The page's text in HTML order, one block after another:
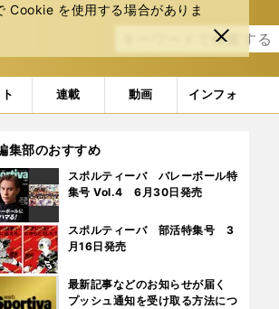
Cookie を使⽤する場合がありま
閉じ
る
連載 動画 インフォ
ル」「1次ラウンドにピークを持ってくるな
集部のおすすめ
スポルティーバ バレーボール特
集号 Vol.4 6月30日発売
スポルティーバ 部活特集号 3
月16日発売
最新記事などのお知らせが届く
プッシュ通知を受け取る方法につ